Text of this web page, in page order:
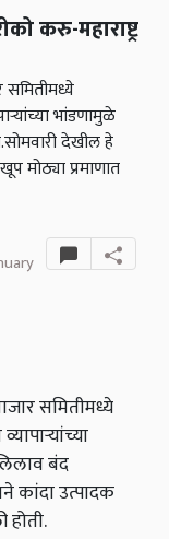
करु-महाराष्ट्र
समितीमध्ये
भांडणामुळे
देखील हे
मोठ्या प्रमाणात
समितीमध्ये
बंद
कांदा उत्पादक